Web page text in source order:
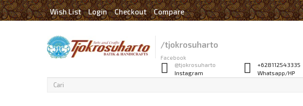
Wish List Login Checkout Compare
/tjokrosuharto
Facebook
@tjokrosuharto
Instagram
+628112543335
Whatsapp/HP